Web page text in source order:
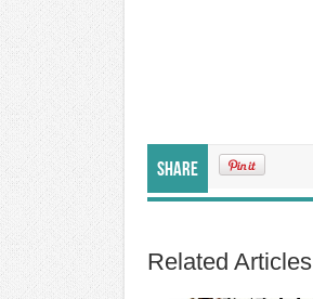
Share
Related Articles